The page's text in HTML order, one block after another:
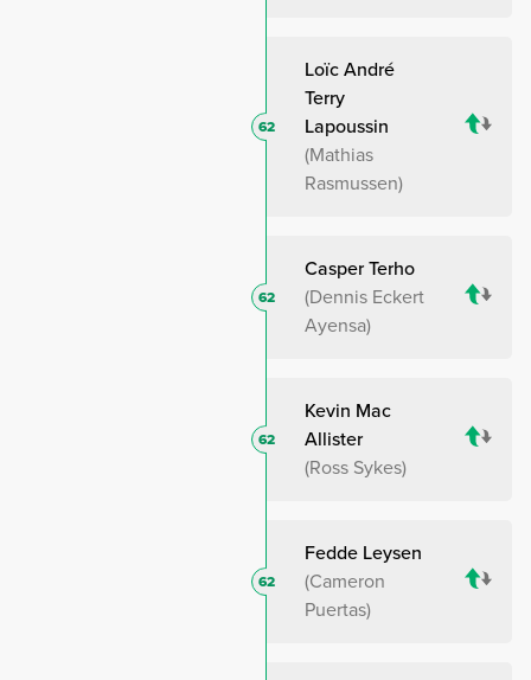
Loïc André
Terry
Lapoussin
Mathias
Rasmussen
62
Casper Terho
Dennis Eckert
Ayensa
62
Kevin Mac
Allister
Ross Sykes
62
Fedde Leysen
Cameron
Puertas
62